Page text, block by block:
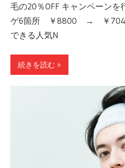
毛の20％OFF キャンペーン
ゲ6箇所 ￥8800 → ￥
できる人気N
続きを読む »